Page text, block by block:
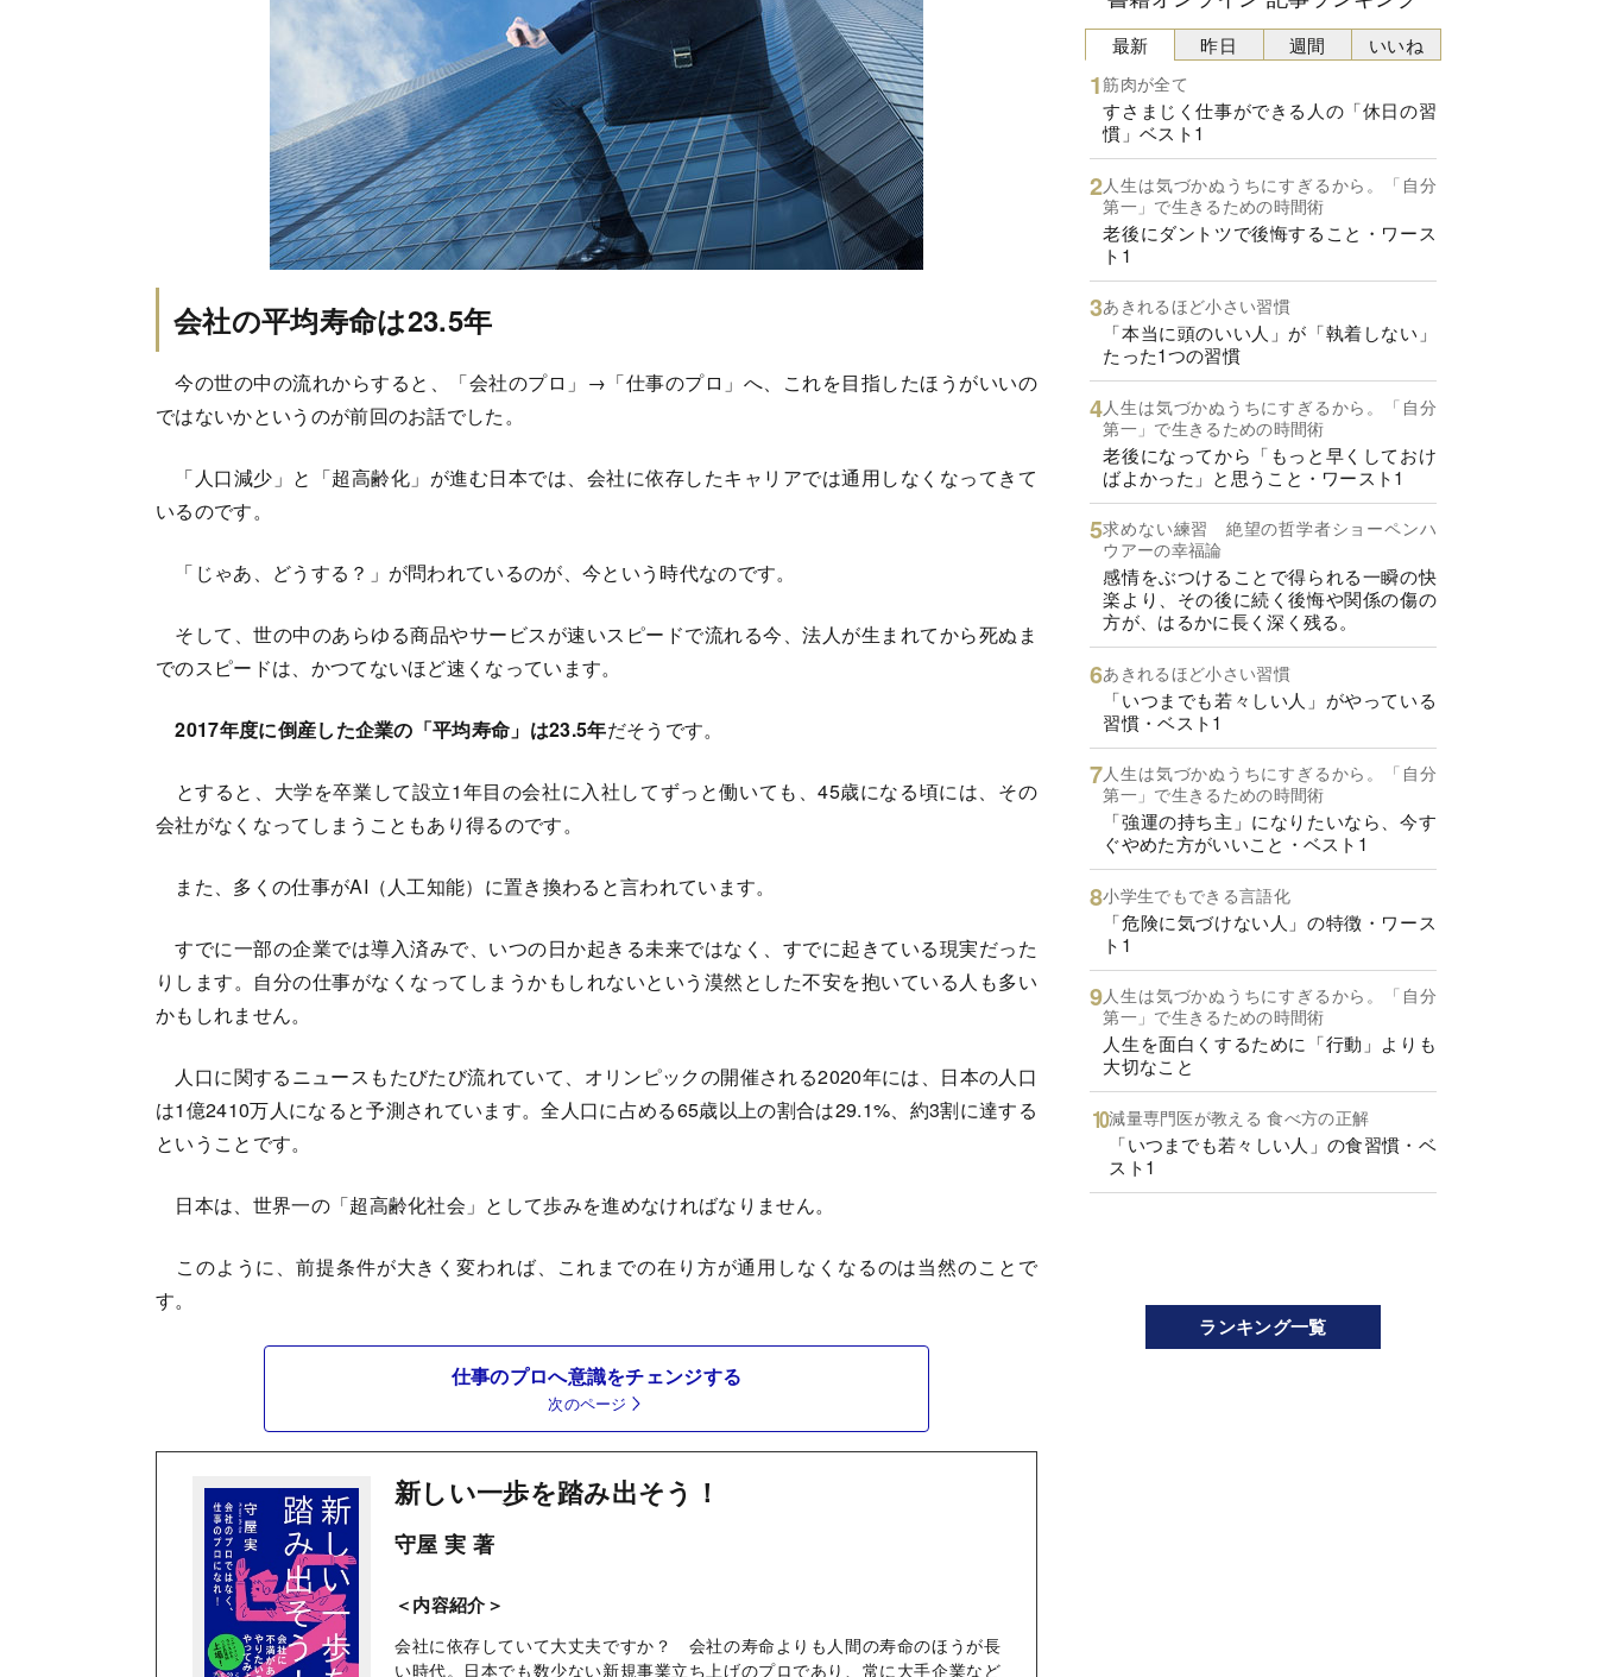
会社の平均寿命は23.5年
今の世の中の流れからすると、「会社のプロ」→「仕事のプロ」へ、これを目指したほうがいいの
ではないかというのが前回のお話でした。
「人口減少」と「超高齢化」が進む日本では、会社に依存したキャリアでは通用しなくなってきて
いるのです。
「じゃあ、どうする？」が問われているのが、今という時代なのです。
そして、世の中のあらゆる商品やサービスが速いスピードで流れる今、法人が生まれてから死ぬま
でのスピードは、かつてないほど速くなっています。
2017年度に倒産した企業の「平均寿命」は23.5年だそうです。
とすると、大学を卒業して設立1年目の会社に入社してずっと働いても、45歳になる頃には、その
会社がなくなってしまうこともあり得るのです。
また、多くの仕事がAI（人工知能）に置き換わると言われています。
すでに一部の企業では導入済みで、いつの日か起きる未来ではなく、すでに起きている現実だった
りします。自分の仕事がなくなってしまうかもしれないという漠然とした不安を抱いている人も多い
かもしれません。
人口に関するニュースもたびたび流れていて、オリンピックの開催される2020年には、日本の人口
は1億2410万人になると予測されています。全人口に占める65歳以上の割合は29.1%、約3割に達する
ということです。
日本は、世界一の「超高齢化社会」として歩みを進めなければなりません。
このように、前提条件が大きく変われば、これまでの在り方が通用しなくなるのは当然のことで
す。
仕事のプロへ意識をチェンジする
次のページ
新しい一歩を踏み出そう！
守屋 実 著
＜内容紹介＞
会社に依存していて大丈夫ですか？ 会社の寿命よりも人間の寿命のほうが長
い時代。日本でも数少ない新規事業立ち上げのプロであり、常に大手企業など
最新
筋肉が全て
すさまじく仕事ができる人の「休日の習
慣」ベスト1
人生は気づかぬうちにすぎるから。「自分
第一」で生きるための時間術
老後にダントツで後悔すること・ワース
ト1
あきれるほど小さい習慣
「本当に頭のいい人」が「執着しない」
たった1つの習慣
人生は気づかぬうちにすぎるから。「自分
第一」で生きるための時間術
老後になってから「もっと早くしておけ
ばよかった」と思うこと・ワースト1
求めない練習 絶望の哲学者ショーペンハ
ウアーの幸福論
感情をぶつけることで得られる一瞬の快
楽より、その後に続く後悔や関係の傷の
方が、はるかに長く深く残る。
あきれるほど小さい習慣
「いつまでも若々しい人」がやっている
習慣・ベスト1
人生は気づかぬうちにすぎるから。「自分
第一」で生きるための時間術
「強運の持ち主」になりたいなら、今す
ぐやめた方がいいこと・ベスト1
小学生でもできる言語化
「危険に気づけない人」の特徴・ワース
ト1
人生は気づかぬうちにすぎるから。「自分
第一」で生きるための時間術
人生を面白くするために「行動」よりも
大切なこと
減量専門医が教える 食べ方の正解
「いつまでも若々しい人」の食習慣・ベ
スト1
昨日 週間 いいね
ランキング一覧